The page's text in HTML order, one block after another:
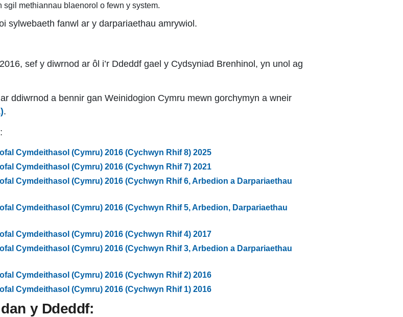
sgil methiannau blaenorol o fewn y system.
sylwebaeth fanwl ar y darpariaethau amrywiol.
sef y diwrnod ar ôl i’r Ddeddf gael y Cydsyniad Brenhinol, yn unol ag
ddiwrnod a bennir gan Weinidogion Cymru mewn gorchymyn a wneir
.
Cymdeithasol (Cymru) 2016 (Cychwyn Rhif 8) 2025
Cymdeithasol (Cymru) 2016 (Cychwyn Rhif 7) 2021
Cymdeithasol (Cymru) 2016 (Cychwyn Rhif 6, Arbedion a Darpariaethau
Cymdeithasol (Cymru) 2016 (Cychwyn Rhif 5, Arbedion, Darpariaethau
Cymdeithasol (Cymru) 2016 (Cychwyn Rhif 4) 2017
Cymdeithasol (Cymru) 2016 (Cychwyn Rhif 3, Arbedion a Darpariaethau
Cymdeithasol (Cymru) 2016 (Cychwyn Rhif 2) 2016
Cymdeithasol (Cymru) 2016 (Cychwyn Rhif 1) 2016
y Ddeddf: